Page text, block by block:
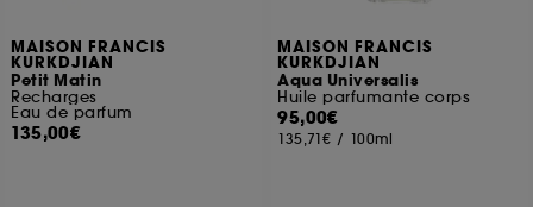
MAISON FRANCIS
KURKDJIAN
Petit Matin
Recharges
Eau de parfum
135,00€
MAISON FRANCIS
KURKDJIAN
Aqua Universalis
Huile parfumante corps
95,00€
135,71€ / 100ml